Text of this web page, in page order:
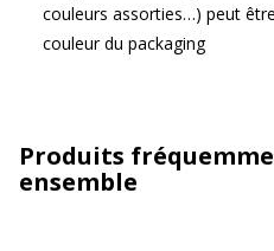
couleurs assorties…) peut
couleur du packaging
Produits
ensemble